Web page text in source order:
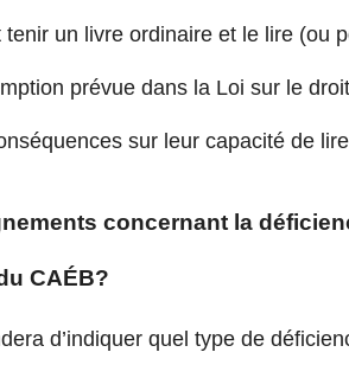
un livre ordinaire et le lire (ou
prévue dans la Loi sur le
sur leur capacité de
concernant la
CAÉB?
d’indiquer quel type de